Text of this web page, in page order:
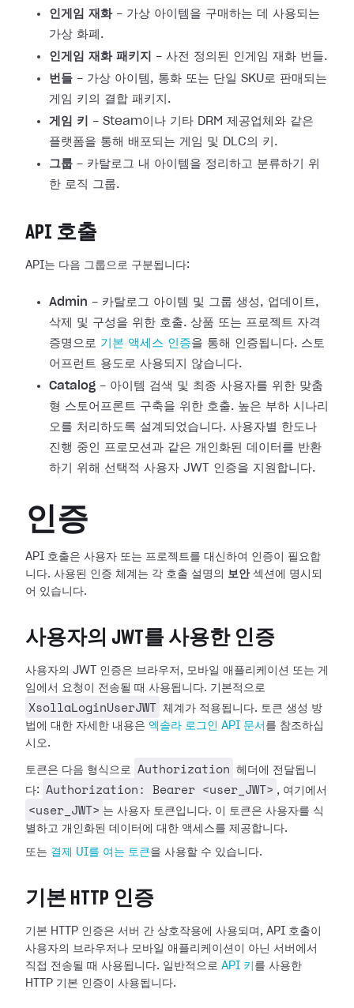
인게임 재화- 가상 아이템을 구매하는 데 사용되는
가상 화폐.
인게임 재화 패키지
- 사전 정의된 인게임 재화 번들.
번들 - 가상 아이템, 통화 또는 단일 SKU로 판매되는
게임 키의 결합 패키지.
게임 키
- Steam이나 기타 DRM 제공업체와 같은
플랫폼을 통해 배포되는 게임 및 DLC의 키.
그룹 - 카탈로그 내 아이템을 정리하고 분류하기 위
한 로직 그룹.
API 호출
API는 다음 그룹으로 구분됩니다:
Admin - 카탈로그 아이템 및 그룹 생성, 업데이트,
삭제 및 구성을 위한 호출. 상품 또는 프로젝트 자격
증명으로 기본 액세스 인증을 통해 인증됩니다. 스토
어프런트 용도로 사용되지 않습니다.
Catalog - 아이템 검색 및 최종 사용자를 위한 맞춤
형 스토어프론트 구축을 위한 호출. 높은 부하 시나리
오를 처리하도록 설계되었습니다. 사용자별 한도나
진행 중인 프로모션과 같은 개인화된 데이터를 반환
하기 위해 선택적 사용자 JWT 인증을 지원합니다.
인증
API 호출은 사용자 또는 프로젝트를 대신하여 인증이 필요합
니다. 사용된 인증 체계는 각 호출 설명의 보안섹션에 명시되
어 있습니다.
사용자의 JWT를 사용한 인증
사용자의 JWT 인증은 브라우저, 모바일 애플리케이션 또는 게
임에서 요청이 전송될 때 사용됩니다. 기본적으로
XsollaLoginUserJWT 체계가 적용됩니다. 토큰 생성 방
법에 대한 자세한 내용은 엑솔라 로그인 API 문서 를 참조하십
시오.
토큰은 다음 형식으로 Authorization
헤더에 전달됩니
다:
Authorization: Bearer <user_JWT> , 여기에서
<user_JWT> 는 사용자 토큰입니다. 이 토큰은 사용자를 식
별하고 개인화된 데이터에 대한 액세스를 제공합니다.
또는 결제 UI를 여는 토큰을 사용할 수 있습니다.
기본 HTTP 인증
기본 HTTP 인증은 서버 간 상호작용에 사용되며, API 호출이
사용자의 브라우저나 모바일 애플리케이션이 아닌 서버에서
직접 전송될 때 사용됩니다. 일반적으로 API 키 를 사용한
HTTP 기본 인증이 사용됩니다.